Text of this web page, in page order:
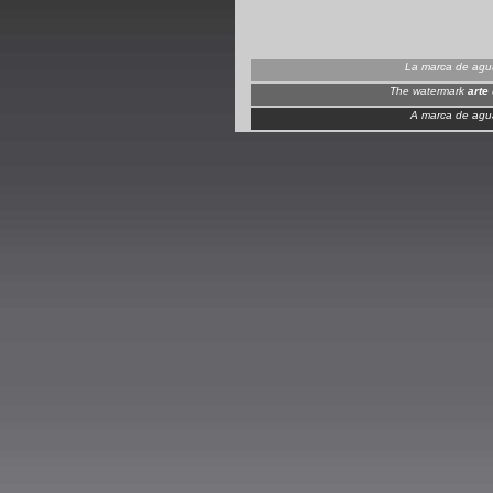
La marca de
The watermark arte
A marca de